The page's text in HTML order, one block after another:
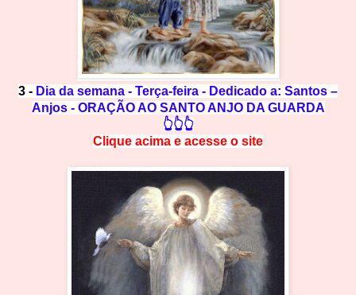
3 - Dia da semana - Terça-feira - Dedicado a: Santos –
Anjos - ORAÇÃO AO SANTO ANJO DA GUARDA
👆👆👆
Clique acima e acesse o site